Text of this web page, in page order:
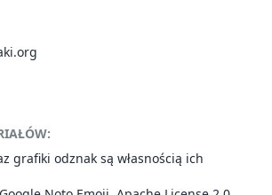
grafiki odznak są własnością ich